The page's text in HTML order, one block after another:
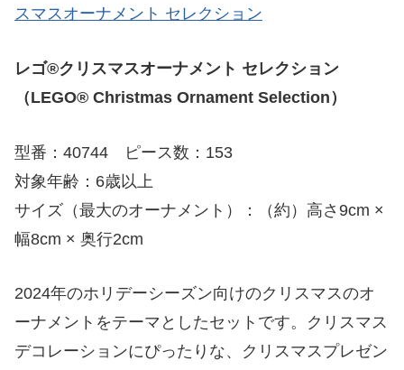
スマスオーナメント セレクション
レゴ®クリスマスオーナメント セレクション
（LEGO® Christmas Ornament Selection）
型番：40744 ピース数：153
対象年齢：6歳以上
サイズ（最大のオーナメント）：（約）高さ9cm ×
幅8cm × 奥行2cm
2024年のホリデーシーズン向けのクリスマスのオ
ーナメントをテーマとしたセットです。クリスマス
デコレーションにぴったりな、クリスマスプレゼン